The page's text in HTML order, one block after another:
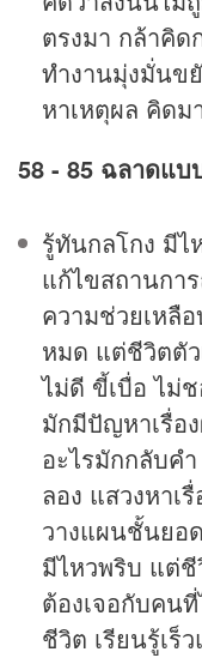
ตรงมา กล้าคิด
ทำงานมุ่งมั่นข
หาเหตุผล คิด
58 - 85 ฉลาดแบ
รู้ทันกลโกง มีไ
แก้ไขสถานกา
ความช่วยเหลื
หมด แต่ชีวิตตั
ไม่ดี ขี้เบื่อ ไม่
มักมีปัญหาเรื่อ
อะไรมักกลับค
ลอง แสวงหาเ
วางแผนชั้นยอ
มีไหวพริบ แต่
ต้องเจอกับคน
ชีวิต เรียนรู้เร็